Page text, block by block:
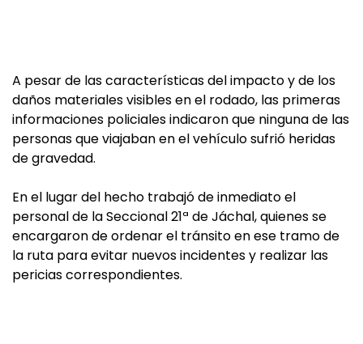
A pesar de las características del impacto y de los
daños materiales visibles en el rodado, las primeras
informaciones policiales indicaron que ninguna de las
personas que viajaban en el vehículo sufrió heridas
de gravedad.
En el lugar del hecho trabajó de inmediato el
personal de la Seccional 21ª de Jáchal, quienes se
encargaron de ordenar el tránsito en ese tramo de
la ruta para evitar nuevos incidentes y realizar las
pericias correspondientes.